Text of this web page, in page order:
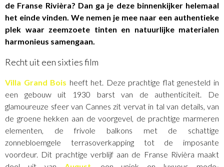
de Franse Rivièra? Dan ga je deze binnenkijker helemaal
het einde vinden. We nemen je mee naar een authentieke
plek waar zeemzoete tinten en natuurlijke materialen
harmonieus samengaan.
Recht uit een sixties film
Villa Grand Bois heeft het. Deze prachtige flat genesteld in
een gebouw uit 1930 barst van de authenticiteit. De
glamoureuze sfeer van Cannes zit vervat in tal van details, van
de groene hekken aan de voorgevel, de prachtige marmeren
elementen, de frivole balkons met de schattige
zonnebloemgele terrasoverkapping tot de imposante
voordeur. Dit prachtige verblijf aan de Franse Rivièra maakt